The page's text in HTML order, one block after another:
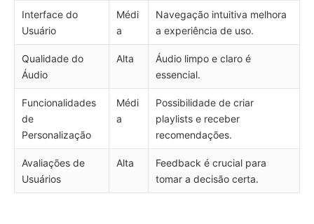
Interface do
Usuário
Médi
a
Navegação intuitiva melhora
a experiência de uso.
Qualidade do
Áudio
Alta
Áudio limpo e claro é
essencial.
Funcionalidades
de
Personalização
Médi
a
Possibilidade de criar
playlists e receber
recomendações.
Avaliações de
Usuários
Alta
Feedback é crucial para
tomar a decisão certa.